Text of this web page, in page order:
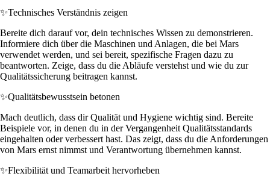
✨Technisches Verständnis zeigen
Bereite dich darauf vor, dein technisches Wissen zu demonstrieren.
Informiere dich über die Maschinen und Anlagen, die bei Mars
verwendet werden, und sei bereit, spezifische Fragen dazu zu
beantworten. Zeige, dass du die Abläufe verstehst und wie du zur
Qualitätssicherung beitragen kannst.
✨Qualitätsbewusstsein betonen
Mach deutlich, dass dir Qualität und Hygiene wichtig sind. Bereite
Beispiele vor, in denen du in der Vergangenheit Qualitätsstandards
eingehalten oder verbessert hast. Das zeigt, dass du die Anforderungen
von Mars ernst nimmst und Verantwortung übernehmen kannst.
✨Flexibilität und Teamarbeit hervorheben